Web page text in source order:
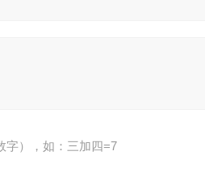
字），如：三加四=7